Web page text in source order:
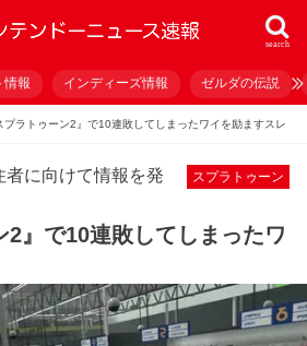
search
情報 インディーズ情報 ゼルダの伝説
プラトゥーン2』で10連敗してしまったワイを励ますスレ
スプラトゥーン
者に向けて情報を発
2』で10連敗してしまったワ